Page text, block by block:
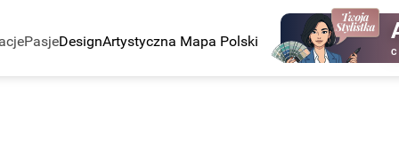
PasjeDesignArtystyczna Mapa Polski